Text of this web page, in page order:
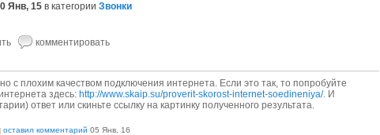
Янв, 15 в категории Звонки
с плохим качеством подключения интернета. Если это так, то попробуйте
здесь: http://www.skaip.su/proverit-skorost-internet-soedineniya/. И
ответ или скиньте ссылку на картинку полученного результата.
оставил комментарий 05 Янв, 16